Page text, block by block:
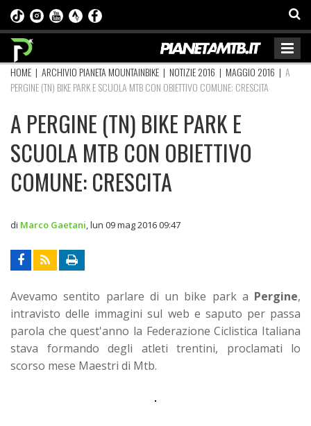
HOME | ARCHIVIO PIANETA MOUNTAINBIKE | NOTIZIE 2016 | MAGGIO 2016 | A
PERGINE (TN) BIKE PARK E SCUOLA MTB CON OBIETTIVO COMUNE: CRESCITA
A PERGINE (TN) BIKE PARK E
SCUOLA MTB CON OBIETTIVO
COMUNE: CRESCITA
di Marco Gaetani lun 09 mag 2016 09:47
Avevamo sentito parlare di un bike park a Pergine,
intravisto delle immagini sul web e saputo per passa
parola che quest'anno la Federazione Ciclistica Italiana
stava formando degli atleti trentini, proclamati lo
scorso mese Maestri di Mtb.